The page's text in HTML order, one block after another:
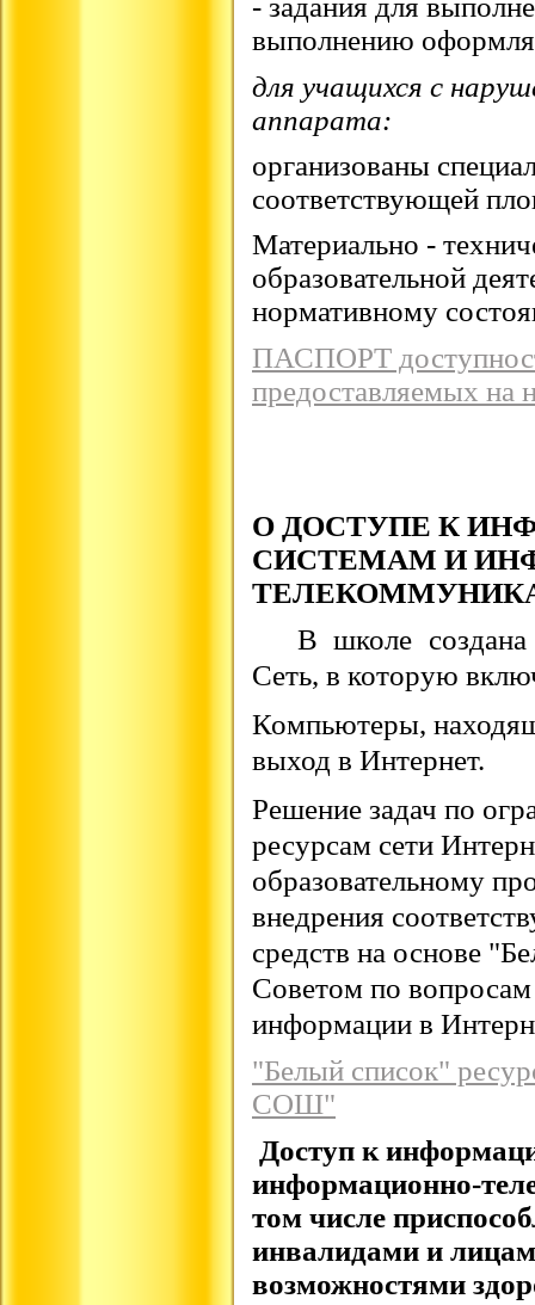
- задания для
выполнению
для учащихся с
аппарата:
организованы
соответствующей
Материально -
образовательной
нормативному
ПАСПОРТ
предоставляемых на
О ДОСТУПЕ К
СИСТЕМАМ И
В школе
Сеть, в которую
Компьютеры,
выход в Интернет.
Решение задач по
ресурсам сети
образовательному
внедрения
средств на основе
Советом по вопросам
информации в
"Белый список"
СОШ"
Доступ к
информационно-
том числе
инвалидами и
возможностями